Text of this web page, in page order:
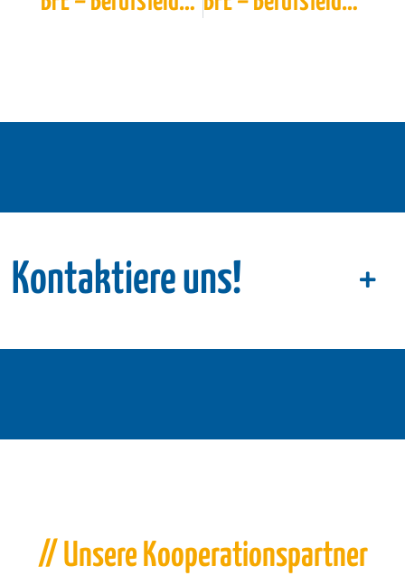
Kontaktiere uns!
// Unsere Kooperationspartner